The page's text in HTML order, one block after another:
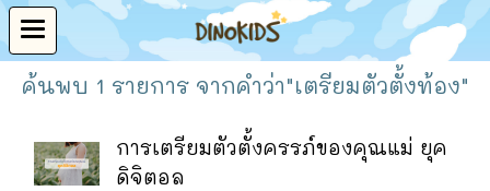
ค้นพบ 1 รายการ จากคำว่า"เตรียมตัวตั้งท้อง"
การเตรียมตัวตั้งครรภ์ของคุณแม่ ยุค
ดิจิตอล